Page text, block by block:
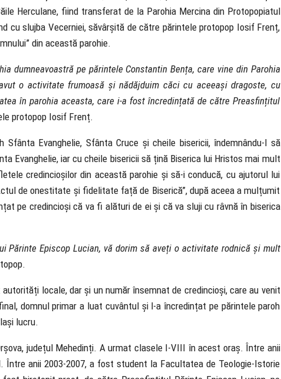
Herculane, fiind transferat de la Parohia Mercina din Protopopiatul
cu slujba Vecerniei, săvârșită de către părintele protopop Iosif Frenț,
din această parohie.
dumneavoastră pe părintele Constantin Bența, care vine din Parohia
o activitate frumoasă și nădăjduim căci cu aceeași dragoste, cu
în parohia aceasta, care i-a fost încredințată de către Preasfințitul
protopop Iosif Frenț.
Evanghelie, Sfânta Cruce și cheile bisericii, îndemnându-l să
Evanghelie, iar cu cheile bisericii să țină Biserica lui Hristos mai mult
credincioșilor din această parohie și să-i conducă, cu ajutorul lui
de onestitate și fidelitate față de Biserică”, după aceea a mulțumit
pe credincioși că va fi alături de ei și că va sluji cu râvnă în biserica
Părinte Episcop Lucian, vă dorim să aveți o activitate rodnică și mult
locale, dar și un număr însemnat de credincioși, care au venit
domnul primar a luat cuvântul și l-a încredințat pe părintele paroh
lucru.
județul Mehedinți. A urmat clasele I-VIII în acest oraș. Între anii
Între anii 2003-2007, a fost student la Facultatea de Teologie-Istorie